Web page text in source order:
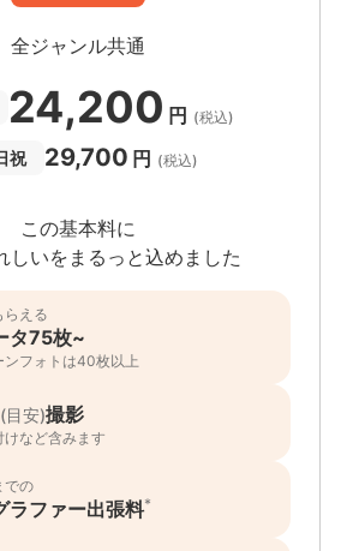
全ジャンル共通
24,200 円 (税込)
祝 29,700 円 (税込)
この基本料に
しいをまるっと込めました
らえる
タ75枚~
ンフォトは40枚以上
(目安)撮影
けなど含みます
での
ラファー出張料*